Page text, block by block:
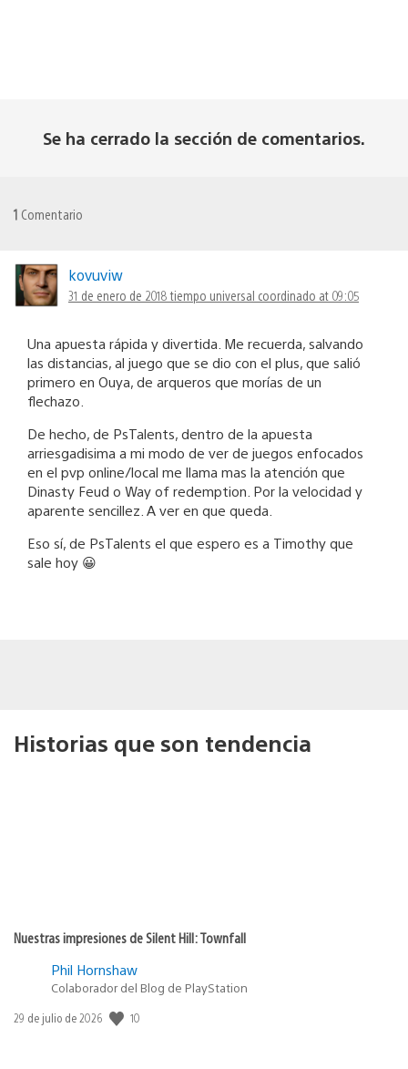
Se ha cerrado la sección de comentarios.
1 Comentario
kovuviw
31 de enero de 2018 tiempo universal coordinado at 09:05
Una apuesta rápida y divertida. Me recuerda, salvando
las distancias, al juego que se dio con el plus, que salió
primero en Ouya, de arqueros que morías de un
flechazo.
De hecho, de PsTalents, dentro de la apuesta
arriesgadisima a mi modo de ver de juegos enfocados
en el pvp online/local me llama mas la atención que
Dinasty Feud o Way of redemption. Por la velocidad y
aparente sencillez. A ver en que queda.
Eso sí, de PsTalents el que espero es a Timothy que
sale hoy 😀
Historias que son tendencia
Nuestras impresiones de Silent Hill: Townfall
Phil Hornshaw
Colaborador del Blog de PlayStation
Fecha
29 de julio de 2026 10